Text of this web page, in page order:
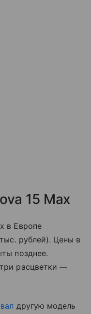
15 Max
в Европе
рублей). Цены в
позднее.
расцветки —
другую модель